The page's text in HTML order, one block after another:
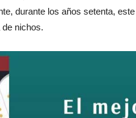
durante los años setenta,
nichos.